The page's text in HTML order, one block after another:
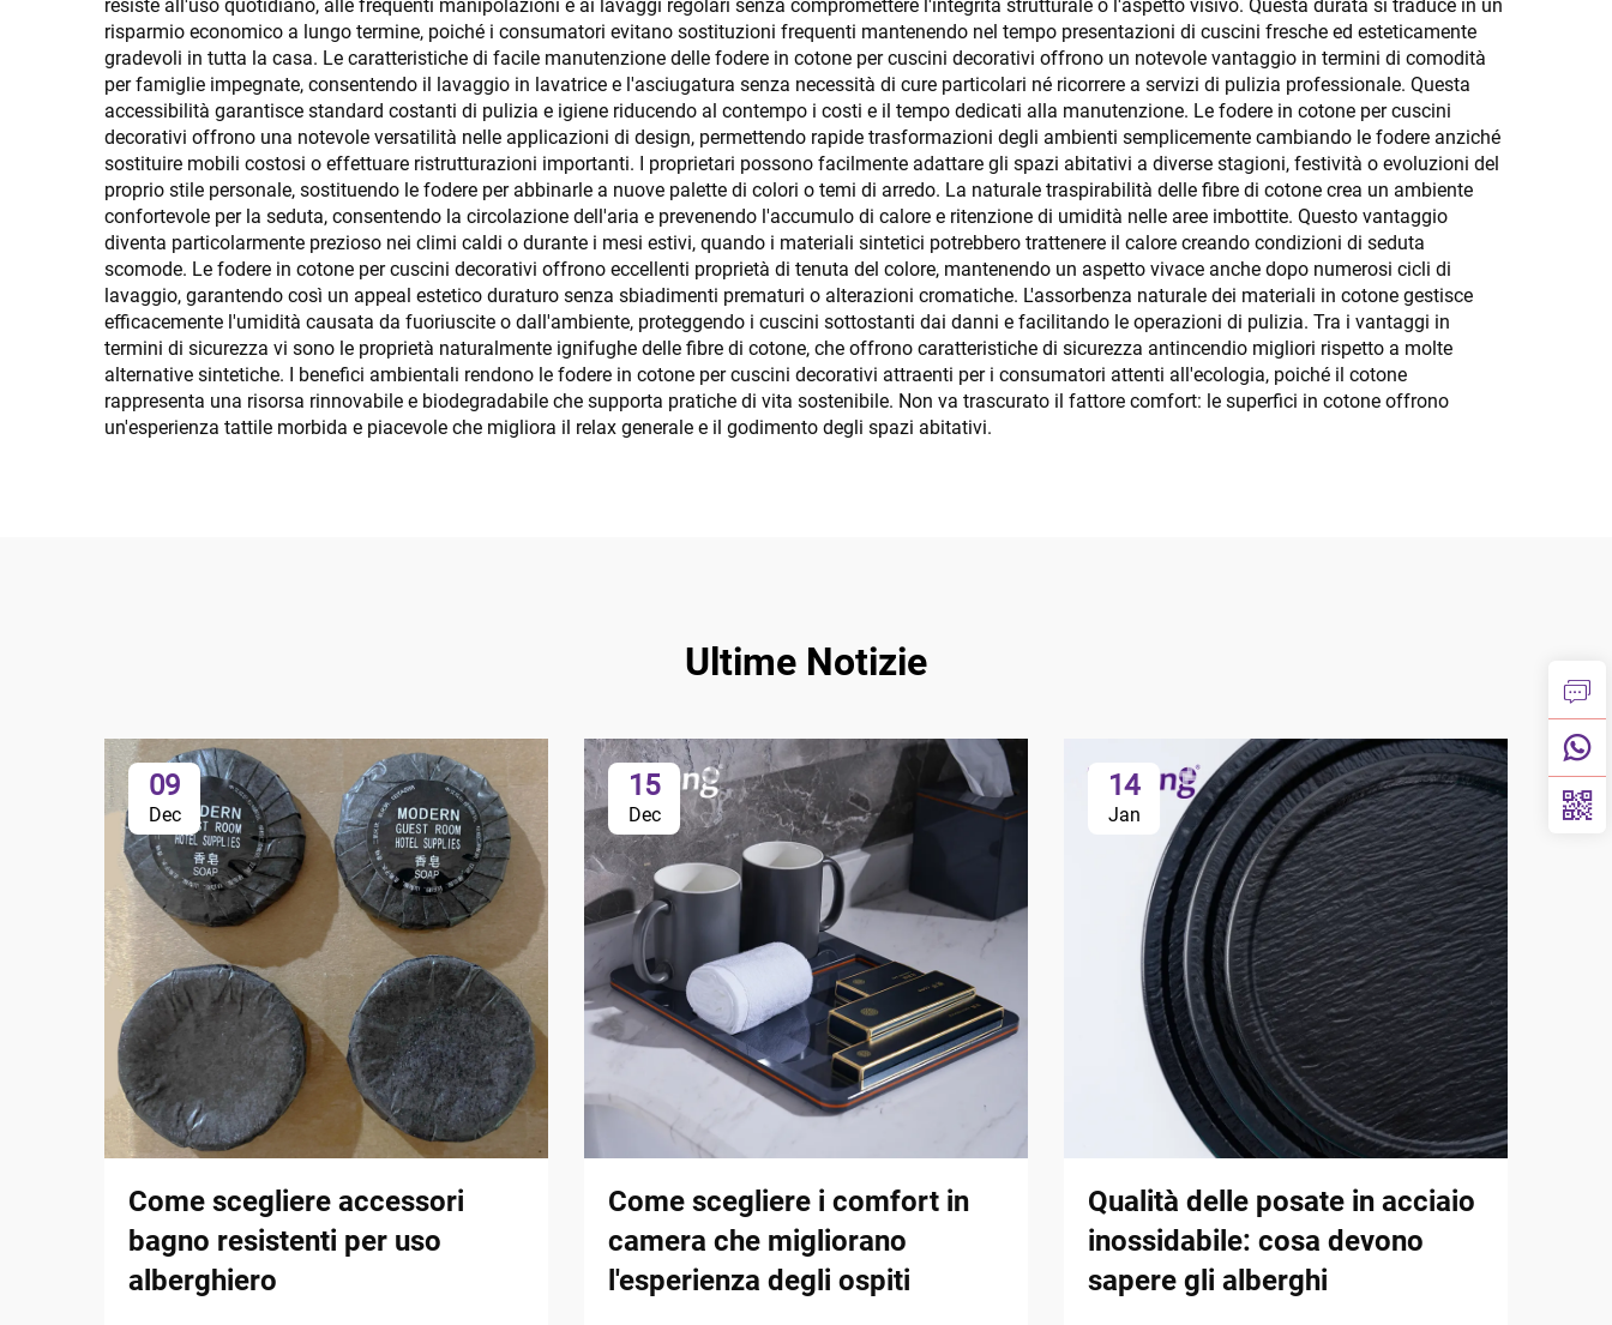
resiste all'uso quotidiano, alle frequenti manipolazioni e ai lavaggi regolari senza compromettere l'integrità strutturale o l'aspetto visivo. Questa durata si traduce in un
risparmio economico a lungo termine, poiché i consumatori evitano sostituzioni frequenti mantenendo nel tempo presentazioni di cuscini fresche ed esteticamente
gradevoli in tutta la casa. Le caratteristiche di facile manutenzione delle fodere in cotone per cuscini decorativi offrono un notevole vantaggio in termini di comodità
per famiglie impegnate, consentendo il lavaggio in lavatrice e l'asciugatura senza necessità di cure particolari né ricorrere a servizi di pulizia professionale. Questa
accessibilità garantisce standard costanti di pulizia e igiene riducendo al contempo i costi e il tempo dedicati alla manutenzione. Le fodere in cotone per cuscini
decorativi offrono una notevole versatilità nelle applicazioni di design, permettendo rapide trasformazioni degli ambienti semplicemente cambiando le fodere anziché
sostituire mobili costosi o effettuare ristrutturazioni importanti. I proprietari possono facilmente adattare gli spazi abitativi a diverse stagioni, festività o evoluzioni del
proprio stile personale, sostituendo le fodere per abbinarle a nuove palette di colori o temi di arredo. La naturale traspirabilità delle fibre di cotone crea un ambiente
confortevole per la seduta, consentendo la circolazione dell'aria e prevenendo l'accumulo di calore e ritenzione di umidità nelle aree imbottite. Questo vantaggio
diventa particolarmente prezioso nei climi caldi o durante i mesi estivi, quando i materiali sintetici potrebbero trattenere il calore creando condizioni di seduta
scomode. Le fodere in cotone per cuscini decorativi offrono eccellenti proprietà di tenuta del colore, mantenendo un aspetto vivace anche dopo numerosi cicli di
lavaggio, garantendo così un appeal estetico duraturo senza sbiadimenti prematuri o alterazioni cromatiche. L'assorbenza naturale dei materiali in cotone gestisce
efficacemente l'umidità causata da fuoriuscite o dall'ambiente, proteggendo i cuscini sottostanti dai danni e facilitando le operazioni di pulizia. Tra i vantaggi in
termini di sicurezza vi sono le proprietà naturalmente ignifughe delle fibre di cotone, che offrono caratteristiche di sicurezza antincendio migliori rispetto a molte
alternative sintetiche. I benefici ambientali rendono le fodere in cotone per cuscini decorativi attraenti per i consumatori attenti all'ecologia, poiché il cotone
rappresenta una risorsa rinnovabile e biodegradabile che supporta pratiche di vita sostenibile. Non va trascurato il fattore comfort: le superfici in cotone offrono
un'esperienza tattile morbida e piacevole che migliora il relax generale e il godimento degli spazi abitativi.
Ultime Notizie
09
Dec
Come scegliere accessori
bagno resistenti per uso
alberghiero
15
Dec
Come scegliere i comfort in
camera che migliorano
l'esperienza degli ospiti
14
Jan
Qualità delle posate in acciaio
inossidabile: cosa devono
sapere gli alberghi